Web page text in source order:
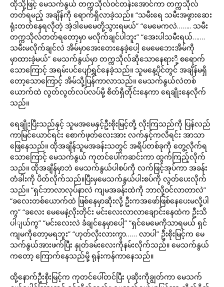
ထိုသို့ဖြင့် မေသက်နွယ် တက္ကသိုလ်ဝင်တန်းအောင်ကာ တက္ကသိုလ်
တတ်ရမည့် အချိန်ကို ရောက်ရှိလာခဲ့သည်။ “သမီးရေ သမီးအဖွားဆေး
ရုံးတတ်နေရလိုတဲ့ အဲ့ဒါမေမေတို့သွားရမယ်” “မေမေကလဲ…….. သမီး
တက္ကသိုလ်တတ်ရတော့မှာ မလိုက်ချင်ပါဘူး” “အေးပါသမီးရယ်…….
သမီးမလိုက်ချင်လဲ အိမ်မှာအေးတေးနေခဲ့ပေါ့ မေမေဘေးအိမ်ကို
မှာထားခဲ့မယ်” မေသက်နွယ်မှာ တက္ကသိုလ်ဆိုသောနေရားို့ စရောက်
သောကြောင့် အရမ်းပင်ပျော်ရွှင်နေခဲ့သည်။ သူမနေ့ပိုင်တွင် အချိန်မရှိ
တော့သောကြောင့် အိမ်သို့ပြန်ကာလာသည်။ မေသက်နွယ်လဲတစ်
ယောက်ထဲ လွတ်လွတ်လပ်လပ်မို့ စိတ်ရှိတိုင်းနေကာ ရေချိုးနေလိုက်
သည်။
ရေချိုးပြီးသည်နှင့် သူမအမေနှင့်ဦးစိုးမြင့်တို့ လိုးကြသည်ကို ပြန်လည်
ကာမြင်ယောင်ရင်း စောက်ဖုတ်လေးအား လက်နှင့်ကလိရင်း အာသာ
ဖြေနေသည်။ ထိုအချိန်သူမအခန်းသတွင် အရိပ်တစ်ခုကို တွေ့လိုက်ရ
သောကြောင့် မေသက်နွယ် ကုတင်ပေါ်ကဆင်းကာ ထွက်ကြည့်လိုက်
သည်။ ထိုအချိန်မှာဘဲ မေသက်နွယ်ပါစပ်ကို လက်ဖြင့်အုပ်ကာ အခန်း
တံခါးကို ပိတ်လိုက်သည်။ပြီးမှမေသက်နွယ်ပါးစပ်ကို လွတ်ပေးလိုက်
သည်။ “ရှင်ဘာလာလုပ်နာလဲ ကျမအခန်းထဲကို ဘာလို့ဝင်လာတာလဲ”
“ခလေးတစ်ယောက်ထဲ ဖြစ်နေမှာဆိုးလို့ ဦးကအဖော်ဖြစ်နေပေးမလို့ပါ
ကွ” “ခလေး မေမေနဲ့လိုးတိုင်း မင်းလေးလာလာချောင်းနေထဲက ဦးသိ
ပါျယ်ကွ” “မင်းလေးလဲ ခံချင်နေမှာပေါ့” “ရှင်မေမေကိုသာရမယ် ရှင်
ကျမကိုတော့မရဘူး” “ဟုတ်လိုးလားကွာ…… လာပါ” ဦးစိုးမြင့်က မေ
သက်နွယ်အားဖက်ပြီး နှုတ်ခမ်းလေးကိုနမ်းလိုက်သည်။ မေသက်နွယ်
ကတော့ ကြောက်နေသည်မို့ ရုန်းကန်ကာနေသည်။
ထို့နောက်ဦးစိုးမြင့်က ကုတင်ပေါ်တင်ပြီး ပုဆိုးကိုချွတ်ကာ မေသက်